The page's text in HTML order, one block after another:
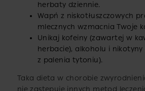
herbaty dziennie.
Wapń z niskotłuszczowych
mlecznych wzmacnia Twoje
Unikaj kofeiny (zawartej w
herbacie), alkoholu i
z palenia tytoniu).
Taka dieta w chorobie
nie zastępuje innych metod